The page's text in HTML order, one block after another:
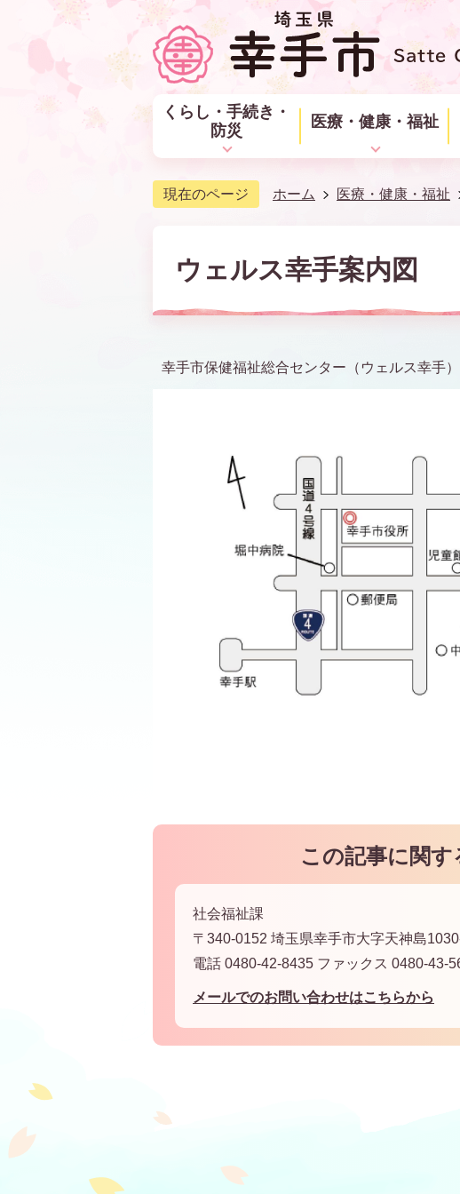
くらし・手続き・
防災
医療・健康・福祉
現在のページ ホーム 医療・健康・福祉
ウェルス幸手案内図
幸手市保健福祉総合センター（ウェルス幸手
この記事に関
社会福祉課
〒340-0152 埼玉県幸手市大字天神島
電話 0480-42-8435 ファックス 0480-43-
メールでのお問い合わせはこちらから